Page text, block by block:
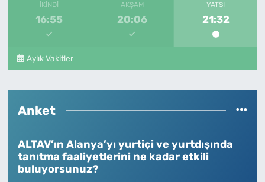
İKINDI
16:55
AKŞAM
20:06
YATSI
21:32
Aylık Vakitler
Anket
ALTAV’ın Alanya’yı yurtiçi ve yurtdışında
tanıtma faaliyetlerini ne kadar etkili
buluyorsunuz?